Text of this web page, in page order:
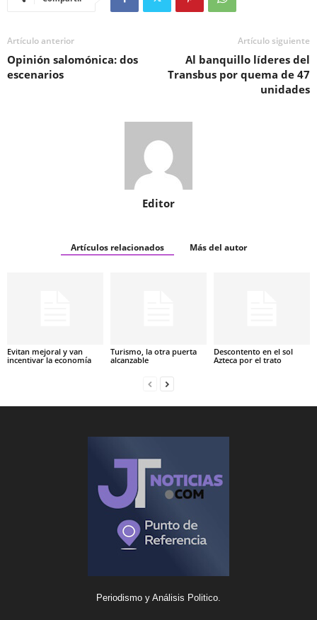
Artículo anterior
Opinión salomónica: dos
escenarios
Artículo siguiente
Al banquillo líderes del
Transbus por quema de 47
unidades
Editor
Artículos relacionados Más del autor
Evitan mejoral y van
incentivar la economía
Turismo, la otra puerta
alcanzable
Descontento en el sol
Azteca por el trato
Periodismo y Análisis Politico.